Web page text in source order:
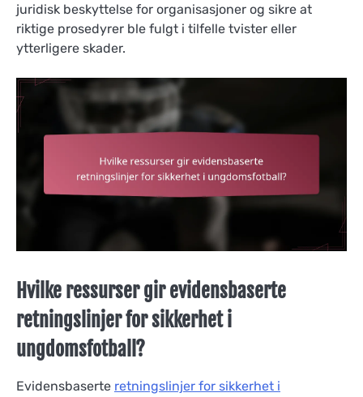
juridisk beskyttelse for organisasjoner og sikre at
riktige prosedyrer ble fulgt i tilfelle tvister eller
ytterligere skader.
Hvilke ressurser gir evidensbaserte
retningslinjer for sikkerhet i
ungdomsfotball?
Evidensbaserte retningslinjer for sikkerhet i